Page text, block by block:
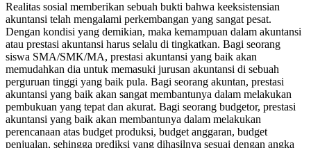
Realitas sosial memberikan sebuah bukti bahwa keeksistensian
akuntansi telah mengalami perkembangan yang sangat pesat.
Dengan kondisi yang demikian, maka kemampuan dalam akuntansi
atau prestasi akuntansi harus selalu di tingkatkan. Bagi seorang
siswa SMA/SMK/MA, prestasi akuntansi yang baik akan
memudahkan dia untuk memasuki jurusan akuntansi di sebuah
perguruan tinggi yang baik pula. Bagi seorang akuntan, prestasi
akuntansi yang baik akan sangat membantunya dalam melakukan
pembukuan yang tepat dan akurat. Bagi seorang budgetor, prestasi
akuntansi yang baik akan membantunya dalam melakukan
perencanaan atas budget produksi, budget anggaran, budget
penjualan, sehingga prediksi yang dihasilnya sesuai dengan angka